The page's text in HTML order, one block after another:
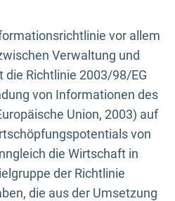
vor allem
Verwaltung und
die Richtlinie 2003/98/EG
von Informationen des
Union, 2003) auf
von
die Wirtschaft in
der Richtlinie
die aus der Umsetzung